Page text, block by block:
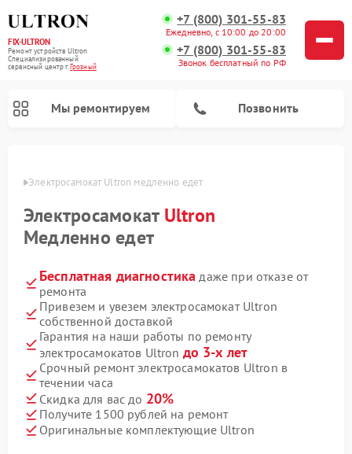
FIX-ULTRON
Ремонт устройств Ultron
Специализированный
cервисный центр г.Грозный
+7 (800) 301-55-83
Ежедневно, с 10:00 до 20:00
+7 (800) 301-55-83
Звонок бесплатный по РФ
Мы ремонтируем Позвонить
Электросамокат Ultron медленно едет
Электросамокат Ultron
Медленно едет
Бесплатная диагностика даже при отказе от
ремонта
Привезем и увезем электросамокат Ultron
собственной доставкой
Гарантия на наши работы по ремонту
электросамокатов Ultron до 3-х лет
Срочный ремонт электросамокатов Ultron в
течении часа
Скидка для вас до 20%
Получите 1500 рублей на ремонт
Оригинальные комплектующие Ultron